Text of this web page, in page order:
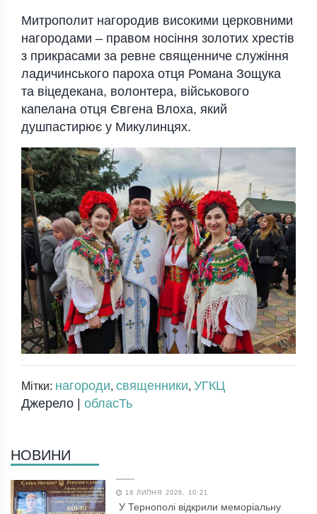
Митрополит нагородив високими церковними
нагородами – правом носіння золотих хрестів
з прикрасами за ревне священниче служіння
ладичинського пароха отця Романа Зощука
та віцедекана, волонтера, військового
капелана отця Євгена Влоха, який
душпастирює у Микулинцях.
Мітки: нагороди, священники, УГКЦ
Джерело | обласТь
НОВИНИ
18 ЛИПНЯ 2026, 10:21
У Тернополі відкрили меморіальну